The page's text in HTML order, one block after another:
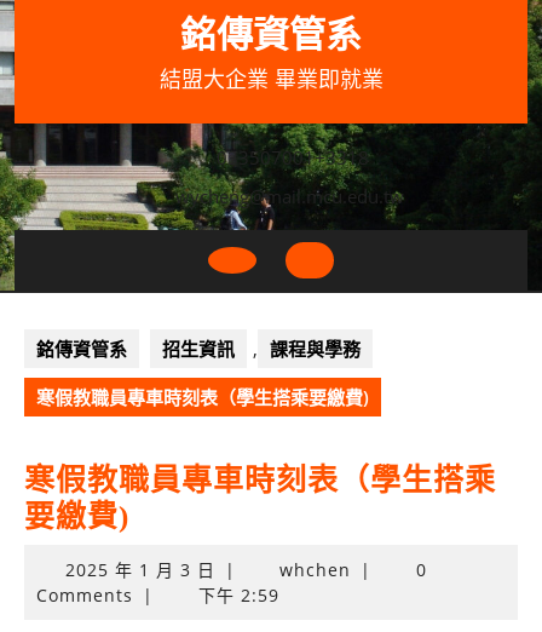
Skip
to
content
銘傳資管系
結盟大企業 畢業即就業
033507001+3318
wycheng@mail.mcu.edu.tw
Open
銘傳資管系
招生資訊 , 課程與學務
寒假教職員專車時刻表（學生搭乘要繳費)
寒假教職員專車時刻表（學生搭乘
要繳費)
2025 年 1 月 3 日 2025
年
| whchen |
0
Comments
| 下午 2:59